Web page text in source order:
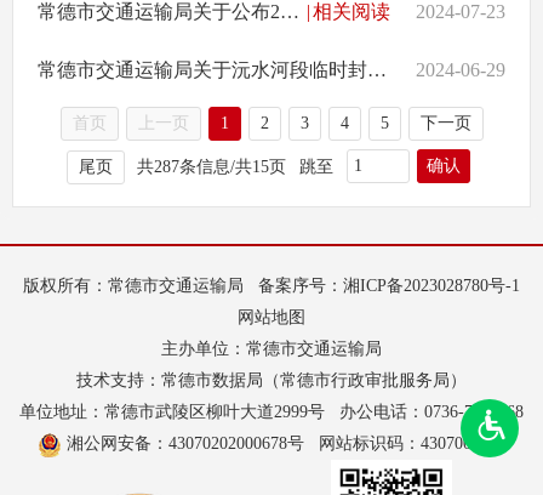
|相关阅读
常德市交通运输局关于公布2024年规范性文件清理结果的通告 2024-07-23
常德市交通运输局关于沅水河段临时封航通告 2024-06-29
首页 上一页 1 2 3 4 5 下一页
尾页 共287条信息/共15页 跳至 确认
版权所有：常德市交通运输局 备案序号： 湘ICP备2023028780号-1
网站地图
主办单位：常德市交通运输局
技术支持：常德市数据局（常德市行政审批服务局）
单位地址：常德市武陵区柳叶大道2999号
办公电话：0736-7162668
湘公网安备：43070202000678号
网站标识码：4307000042